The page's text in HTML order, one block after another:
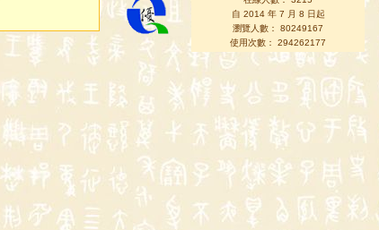
自 2014 年 7 月 8 日起
瀏覽人數： 80249167
使用次數： 294262177